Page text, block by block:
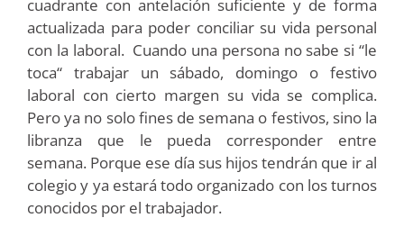
cuadrante con antelación suficiente y de forma
actualizada para poder conciliar su vida personal
con la laboral. Cuando una persona no sabe si “le
toca“ trabajar un sábado, domingo o festivo
laboral con cierto margen su vida se complica.
Pero ya no solo fines de semana o festivos, sino la
libranza que le pueda corresponder entre
semana. Porque ese día sus hijos tendrán que ir al
colegio y ya estará todo organizado con los turnos
conocidos por el trabajador.